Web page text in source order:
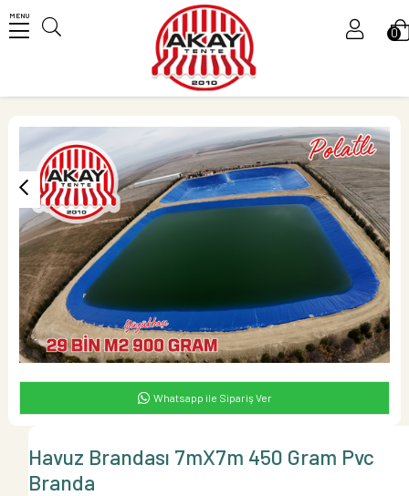
MENU
0
Üye Ol
Whatsapp ile Sipariş Ver
Havuz Brandası 7mX7m 450 Gram Pvc
Branda